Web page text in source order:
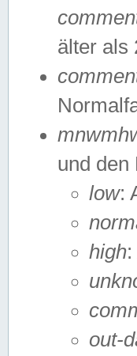
älter als
und den
low:
high
out-